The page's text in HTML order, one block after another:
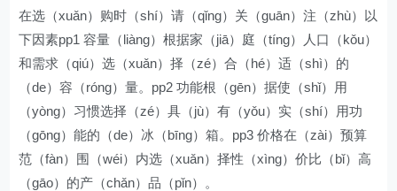
在选（xuǎn）购时（shí）请（qǐng）关（guān）注（zhù）以
下因素pp1 容量（liàng）根据家（jiā）庭（tíng）人口（kǒu）
和需求（qiú）选（xuǎn）择（zé）合（hé）适（shì）的
（de）容（róng）量。pp2 功能根（gēn）据使（shǐ）用
（yòng）习惯选择（zé）具（jù）有（yǒu）实（shí）用功
（gōng）能的（de）冰（bīng）箱。pp3 价格在（zài）预算
范（fàn）围（wéi）内选（xuǎn）择性（xìng）价比（bǐ）高
（gāo）的产（chǎn）品（pǐn）。